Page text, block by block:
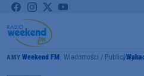
Weekend FM Wiadomości / Publicystyka